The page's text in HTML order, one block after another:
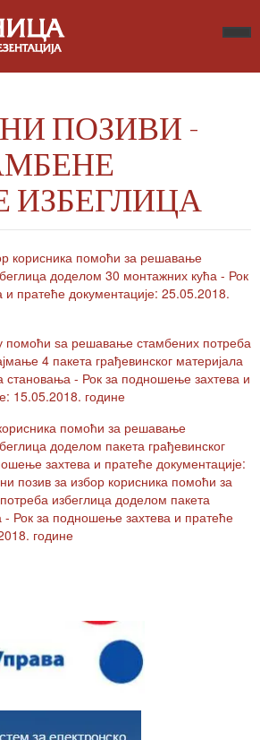
ПОЗИВИ -
ИЗБЕГЛИЦА
корисника помоћи за решавање
доделом 30 монтажних кућа - Рок
пратеће документације: 25.05.2018.
помоћи ѕа решавање стамбених потреба
4 пакета грађевинског материјала
- Рок за подношење захтева и
15.05.2018. године
помоћи за решавање
доделом пакета грађевинског
захтева и пратеће документације:
позив за избор корисника помоћи за
избеглица доделом пакета
- Рок за подношење захтева и пратеће
године